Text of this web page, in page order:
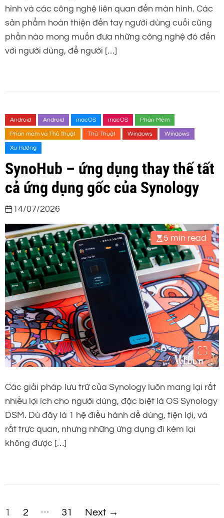
hình và các công nghệ liên quan đến màn hình. Các
sản phẩm hoàn thiện đến tay người dùng cuối cũng
phần nào mong muốn đưa những công nghệ đó đến
với người dùng, để người […]
Android Android macOS macOS Phần Mềm
Phần mềm và Thủ thuật Thủ Thuật Windows Windows
Xu Hướng
SynoHub – ứng dụng thay thế tất
cả ứng dụng gốc của Synology
14/07/2026
5 min read
Các giải pháp lưu trữ của Synology luôn mang lại rất
nhiều lợi ích cho người dùng, đặc biệt là OS Synology
DSM. Dù đây là 1 hệ điều hành dễ dùng, tiện lợi, và
rất trực quan, nhưng những ứng dụng đi kèm lại
không được […]
P
1 2 … 31 Next →